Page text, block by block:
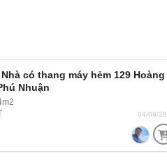
có thang máy hẻm 129 Hoàng
Nhuận
04/08/26